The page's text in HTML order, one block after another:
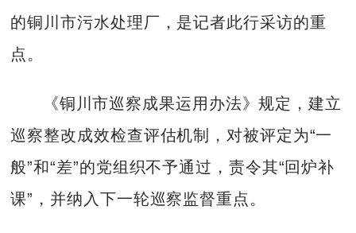
的铜川市污水处理厂，是记者此行采访的重
点。
《铜川市巡察成果运用办法》规定，建立
巡察整改成效检查评估机制，对被评定为“一
般”和“差”的党组织不予通过，责令其“回炉补
课”，并纳入下一轮巡察监督重点。